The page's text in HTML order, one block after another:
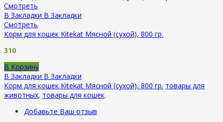
Смотреть
В Закладки В Закладки
Смотреть
Корм для кошек Kitekat Мясной (сухой), 800 гр.
310
В Корзину
В Закладки В Закладки
Корм для кошек Kitekat Мясной (сухой), 800 гр. товары для
животных, товары для кошек.
Добавьте Ваш отзыв